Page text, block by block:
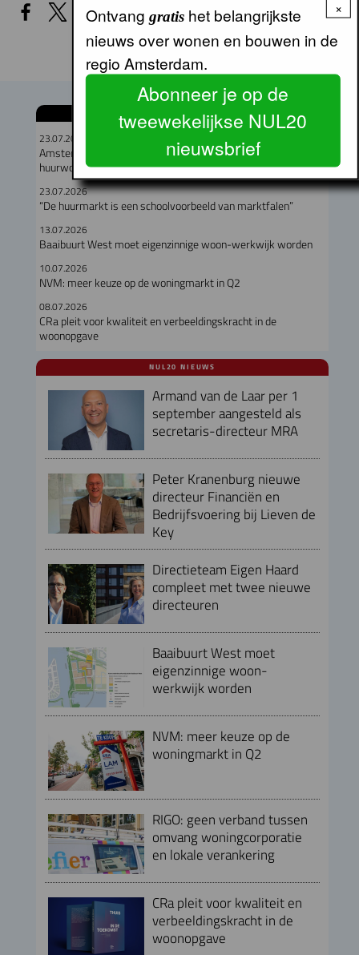
GERELATEERDE ARTIKELEN
23.07.2026
Amsterdam verloor in een jaar meer dan duizend particuliere
huurwoningen
23.07.2026
“De huurmarkt is een schoolvoorbeeld van marktfalen”
13.07.2026
Baaibuurt West moet eigenzinnige woon-werkwijk worden
10.07.2026
NVM: meer keuze op de woningmarkt in Q2
08.07.2026
CRa pleit voor kwaliteit en verbeeldingskracht in de
woonopgave
NUL20 NIEUWS
Armand van de Laar per 1
september aangesteld als
secretaris-directeur MRA
Peter Kranenburg nieuwe
directeur Financiën en
Bedrijfsvoering bij Lieven de
Key
Directieteam Eigen Haard
compleet met twee nieuwe
directeuren
Baaibuurt West moet
eigenzinnige woon-
werkwijk worden
NVM: meer keuze op de
woningmarkt in Q2
RIGO: geen verband tussen
omvang woningcorporatie
en lokale verankering
CRa pleit voor kwaliteit en
verbeeldingskracht in de
woonopgave
×
Ontvang gratishet belangrijkste
nieuws over wonen en bouwen in de
regio Amsterdam.
Abonneer je op de
tweewekelijkse NUL20
nieuwsbrief